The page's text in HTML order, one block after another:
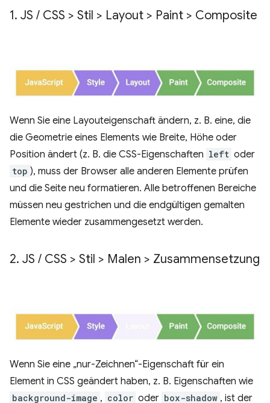
1. JS / CSS > Stil > Layout > Paint > Composite
Wenn Sie eine Layouteigenschaft ändern, z. B. eine, die
die Geometrie eines Elements wie Breite, Höhe oder
Position ändert (z. B. die CSS-Eigenschaften left oder
top ), muss der Browser alle anderen Elemente prüfen
und die Seite neu formatieren. Alle betroffenen Bereiche
müssen neu gestrichen und die endgültigen gemalten
Elemente wieder zusammengesetzt werden.
2. JS / CSS > Stil > Malen > Zusammensetzung
Wenn Sie eine „nur-Zeichnen“-Eigenschaft für ein
Element in CSS geändert haben, z. B. Eigenschaften wie
background-image , color oder box-shadow , ist der